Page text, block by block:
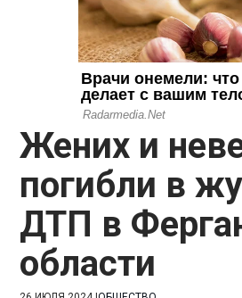
Жених и
погибли в
ДТП в
области